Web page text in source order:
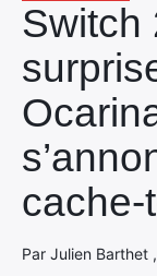
Switch
cache-
Par Julien Barthet